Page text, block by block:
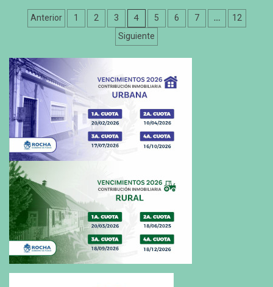
Paginación
entradas
Anterior 1 2 3 4 5 6 7 …
12
Siguiente